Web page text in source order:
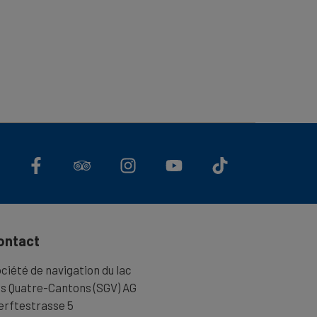
de navigation du lac
Quatre-Cantons (SGV) AG
5